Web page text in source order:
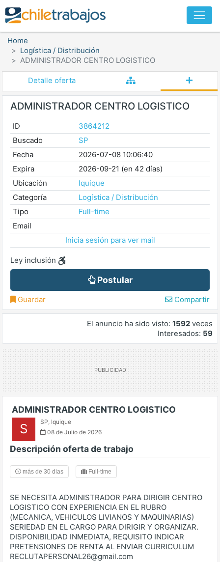
Home
Logística / Distribución
ADMINISTRADOR CENTRO LOGISTICO
Detalle oferta
ADMINISTRADOR CENTRO LOGISTICO
ID
3864212
Buscado
SP
Fecha
2026-07-08 10:06:40
Expira
2026-09-21 (en 42 días)
Ubicación
Iquique
Categoría
Logística / Distribución
Tipo
Full-time
Email
Inicia sesión para ver mail
Ley inclusión
Postular
Guardar Compartir
El anuncio ha sido visto: 1592 veces
Interesados: 59
ADMINISTRADOR CENTRO LOGISTICO
S SP, Iquique
08 de Julio de 2026
Descripción oferta de trabajo
más de 30 dias Full-time
SE NECESITA ADMINISTRADOR PARA DIRIGIR CENTRO
LOGISTICO CON EXPERIENCIA EN EL RUBRO
(MECANICA, VEHICULOS LIVIANOS Y MAQUINARIAS)
SERIEDAD EN EL CARGO PARA DIRIGIR Y ORGANIZAR.
DISPONIBILIDAD INMEDIATA, REQUISITO INDICAR
PRETENSIONES DE RENTA AL ENVIAR CURRICULUM
RECLUTAPERSONAL26@gmail.com